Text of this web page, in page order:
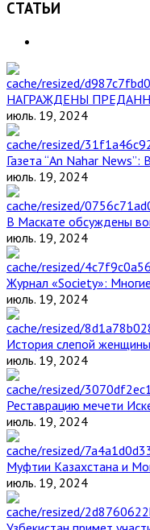
СТАТЬИ
НАГРАЖДЕНЫ
июль. 19, 2024
Газета “An Nahar
июль. 19, 2024
В Маскате обсуждены
июль. 19, 2024
Журнал «Society»:
июль. 19, 2024
История слепой
июль. 19, 2024
Реставрацию мечети
июль. 19, 2024
Муфтии Казахстана и
июль. 19, 2024